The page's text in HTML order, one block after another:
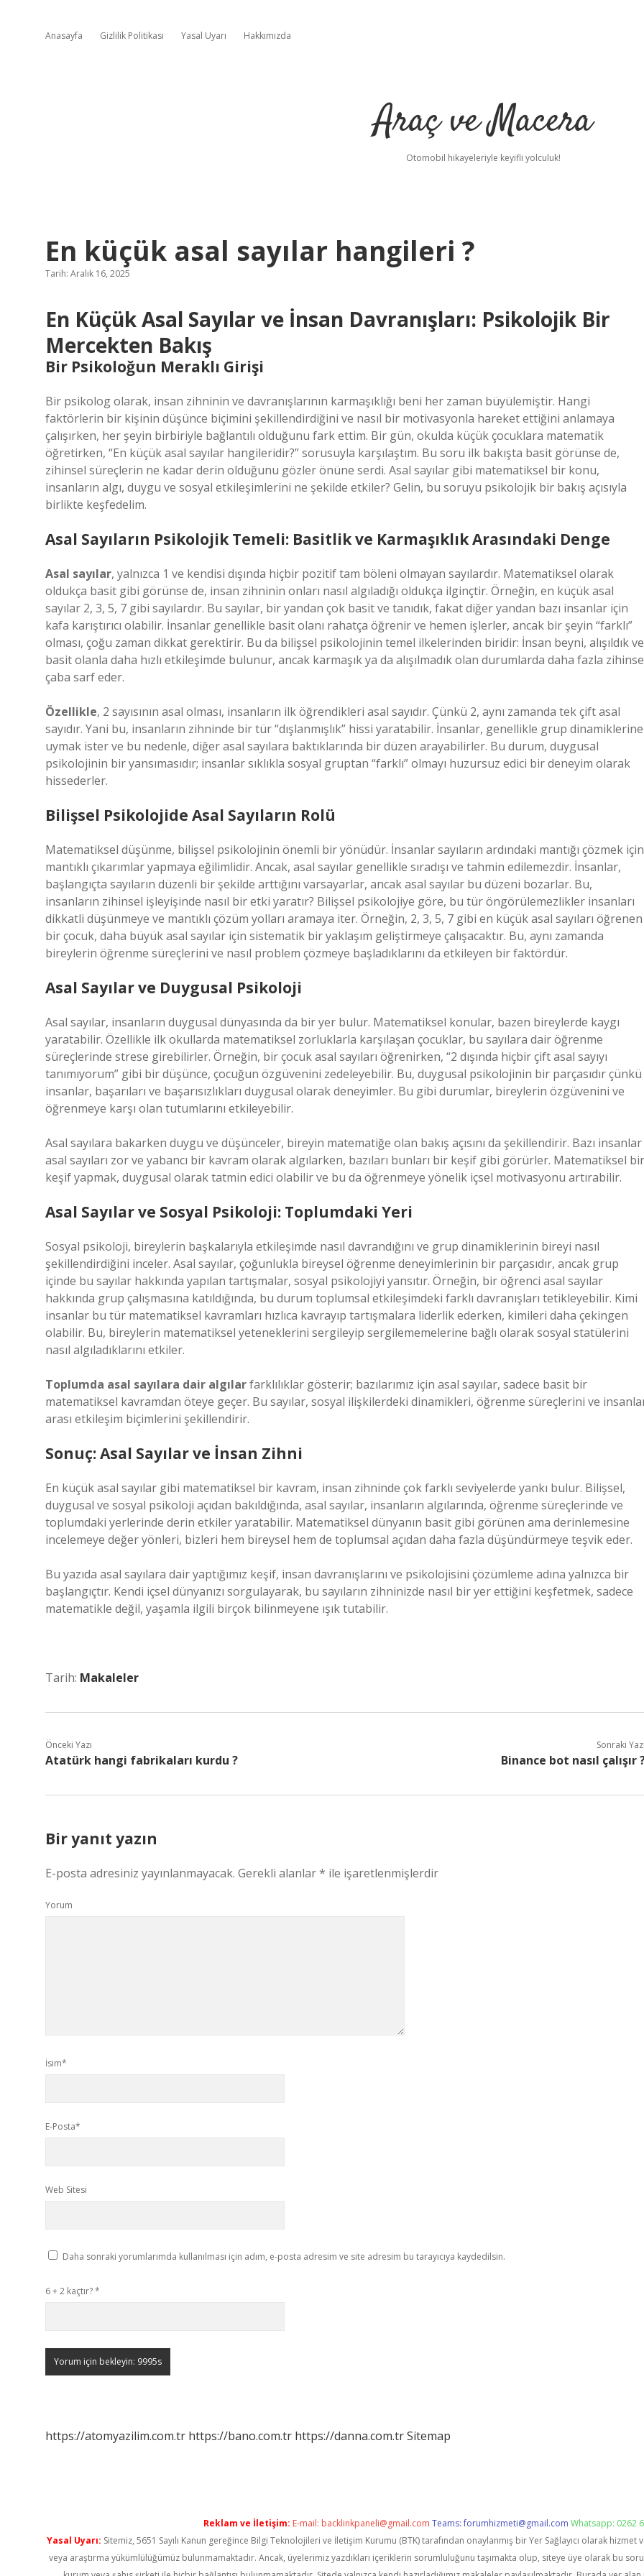
Anasayfa Gizlilik Politikası Yasal Uyarı Hakkımızda
Araç ve Macera
Otomobil hikayeleriyle keyifli yolculuk!
En küçük asal sayılar hangileri ?
Tarih: Aralık 16, 2025
En Küçük Asal Sayılar ve İnsan Davranışları: Psikolojik Bir
Mercekten Bakış
Bir Psikoloğun Meraklı Girişi
Bir psikolog olarak, insan zihninin ve davranışlarının karmaşıklığı beni her zaman büyülemiştir. Hangi
faktörlerin bir kişinin düşünce biçimini şekillendirdiğini ve nasıl bir motivasyonla hareket ettiğini anlamaya
çalışırken, her şeyin birbiriyle bağlantılı olduğunu fark ettim. Bir gün, okulda küçük çocuklara matematik
öğretirken, “En küçük asal sayılar hangileridir?” sorusuyla karşılaştım. Bu soru ilk bakışta basit görünse de,
zihinsel süreçlerin ne kadar derin olduğunu gözler önüne serdi. Asal sayılar gibi matematiksel bir konu,
insanların algı, duygu ve sosyal etkileşimlerini ne şekilde etkiler? Gelin, bu soruyu psikolojik bir bakış açısıyla
birlikte keşfedelim.
Asal Sayıların Psikolojik Temeli: Basitlik ve Karmaşıklık Arasındaki Denge
Asal sayılar, yalnızca 1 ve kendisi dışında hiçbir pozitif tam böleni olmayan sayılardır. Matematiksel olarak
oldukça basit gibi görünse de, insan zihninin onları nasıl algıladığı oldukça ilginçtir. Örneğin, en küçük asal
sayılar 2, 3, 5, 7 gibi sayılardır. Bu sayılar, bir yandan çok basit ve tanıdık, fakat diğer yandan bazı insanlar için
kafa karıştırıcı olabilir. İnsanlar genellikle basit olanı rahatça öğrenir ve hemen işlerler, ancak bir şeyin “farklı”
olması, çoğu zaman dikkat gerektirir. Bu da bilişsel psikolojinin temel ilkelerinden biridir: İnsan beyni, alışıldık ve
basit olanla daha hızlı etkileşimde bulunur, ancak karmaşık ya da alışılmadık olan durumlarda daha fazla
çaba sarf eder.
Özellikle, 2 sayısının asal olması, insanların ilk öğrendikleri asal sayıdır. Çünkü 2, aynı zamanda tek çift asal
sayıdır. Yani bu, insanların zihninde bir tür “dışlanmışlık” hissi yaratabilir. İnsanlar, genellikle grup dinamiklerine
uymak ister ve bu nedenle, diğer asal sayılara baktıklarında bir düzen arayabilirler. Bu durum, duygusal
psikolojinin bir yansımasıdır; insanlar sıklıkla sosyal gruptan “farklı” olmayı huzursuz edici bir deneyim olarak
hissederler.
Bilişsel Psikolojide Asal Sayıların Rolü
Matematiksel düşünme, bilişsel psikolojinin önemli bir yönüdür. İnsanlar sayıların ardındaki mantığı çözmek için
mantıklı çıkarımlar yapmaya eğilimlidir. Ancak, asal sayılar genellikle sıradışı ve tahmin edilemezdir. İnsanlar,
başlangıçta sayıların düzenli bir şekilde arttığını varsayarlar, ancak asal sayılar bu düzeni bozarlar. Bu,
insanların zihinsel işleyişinde nasıl bir etki yaratır? Bilişsel psikolojiye göre, bu tür öngörülemezlikler insanları
dikkatli düşünmeye ve mantıklı çözüm yolları aramaya iter. Örneğin, 2, 3, 5, 7 gibi en küçük asal sayıları öğrenen
bir çocuk, daha büyük asal sayılar için sistematik bir yaklaşım geliştirmeye çalışacaktır. Bu, aynı zamanda
bireylerin öğrenme süreçlerini ve nasıl problem çözmeye başladıklarını da etkileyen bir faktördür.
Asal Sayılar ve Duygusal Psikoloji
Asal sayılar, insanların duygusal dünyasında da bir yer bulur. Matematiksel konular, bazen bireylerde kaygı
yaratabilir. Özellikle ilk okullarda matematiksel zorluklarla karşılaşan çocuklar, bu sayılara dair öğrenme
süreçlerinde strese girebilirler. Örneğin, bir çocuk asal sayıları öğrenirken, “2 dışında hiçbir çift asal sayıyı
tanımıyorum” gibi bir düşünce, çocuğun özgüvenini zedeleyebilir. Bu, duygusal psikolojinin bir parçasıdır çünkü
insanlar, başarıları ve başarısızlıkları duygusal olarak deneyimler. Bu gibi durumlar, bireylerin özgüvenini ve
öğrenmeye karşı olan tutumlarını etkileyebilir.
Asal sayılara bakarken duygu ve düşünceler, bireyin matematiğe olan bakış açısını da şekillendirir. Bazı insanlar
asal sayıları zor ve yabancı bir kavram olarak algılarken, bazıları bunları bir keşif gibi görürler. Matematiksel bir
keşif yapmak, duygusal olarak tatmin edici olabilir ve bu da öğrenmeye yönelik içsel motivasyonu artırabilir.
Asal Sayılar ve Sosyal Psikoloji: Toplumdaki Yeri
Sosyal psikoloji, bireylerin başkalarıyla etkileşimde nasıl davrandığını ve grup dinamiklerinin bireyi nasıl
şekillendirdiğini inceler. Asal sayılar, çoğunlukla bireysel öğrenme deneyimlerinin bir parçasıdır, ancak grup
içinde bu sayılar hakkında yapılan tartışmalar, sosyal psikolojiyi yansıtır. Örneğin, bir öğrenci asal sayılar
hakkında grup çalışmasına katıldığında, bu durum toplumsal etkileşimdeki farklı davranışları tetikleyebilir. Kimi
insanlar bu tür matematiksel kavramları hızlıca kavrayıp tartışmalara liderlik ederken, kimileri daha çekingen
olabilir. Bu, bireylerin matematiksel yeteneklerini sergileyip sergilememelerine bağlı olarak sosyal statülerini
nasıl algıladıklarını etkiler.
Toplumda asal sayılara dair algılarfarklılıklar gösterir; bazılarımız için asal sayılar, sadece basit bir
matematiksel kavramdan öteye geçer. Bu sayılar, sosyal ilişkilerdeki dinamikleri, öğrenme süreçlerini ve
arası etkileşim biçimlerini şekillendirir.
Sonuç: Asal Sayılar ve İnsan Zihni
En küçük asal sayılar gibi matematiksel bir kavram, insan zihninde çok farklı seviyelerde yankı bulur. Bilişsel,
duygusal ve sosyal psikoloji açıdan bakıldığında, asal sayılar, insanların algılarında, öğrenme süreçlerinde ve
toplumdaki yerlerinde derin etkiler yaratabilir. Matematiksel dünyanın basit gibi görünen ama derinlemesine
incelemeye değer yönleri, bizleri hem bireysel hem de toplumsal açıdan daha fazla düşündürmeye teşvik eder.
Bu yazıda asal sayılara dair yaptığımız keşif, insan davranışlarını ve psikolojisini çözümleme adına yalnızca bir
başlangıçtır. Kendi içsel dünyanızı sorgulayarak, bu sayıların zihninizde nasıl bir yer ettiğini keşfetmek, sadece
matematikle değil, yaşamla ilgili birçok bilinmeyene ışık tutabilir.
Tarih: Makaleler
Önceki Yazı
Atatürk hangi fabrikaları kurdu ?
Sonraki
Binance bot nasıl çalışır
Bir yanıt yazın
E-posta adresiniz yayınlanmayacak. Gerekli alanlar* ile işaretlenmişlerdir
Yorum
İsim*
E-Posta*
Web Sitesi
Daha sonraki yorumlarımda kullanılması için adım, e-posta adresim ve site adresim bu tarayıcıya kaydedilsin.
6 + 2 kaçtır?*
https://atomyazilim.com.tr https://bano.com.tr https://danna.com.trSitemap
Reklam ve İletişim: E-mail: backlinkpaneli@gmail.com Teams:forumhizmeti@gmail.com Whatsapp: 0262
Yasal Uyarı: Sitemiz, 5651 Sayılı Kanun gereğince Bilgi Teknolojileri ve İletişim Kurumu (BTK) tarafından onaylanmış bir Yer Sağlayıcı olarak
veya araştırma yükümlülüğümüz bulunmamaktadır. Ancak, üyelerimiz yazdıkları içeriklerin sorumluluğunu taşımakta olup, siteye üye olarak bu